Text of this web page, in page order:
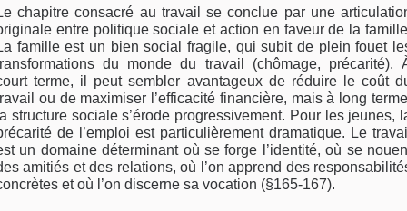
chapitre consacré au travail se conclue par une
entre politique sociale et action en faveur de la
famille est un bien social fragile, qui subit de plein fouet
du monde du travail (chômage, précarité).
terme, il peut sembler avantageux de réduire le coût
ou de maximiser l’efficacité financière, mais à long
structure sociale s’érode progressivement. Pour les jeunes,
de l’emploi est particulièrement dramatique. Le
un domaine déterminant où se forge l’identité, où se
amitiés et des relations, où l’on apprend des
et où l’on discerne sa vocation (§165-167).